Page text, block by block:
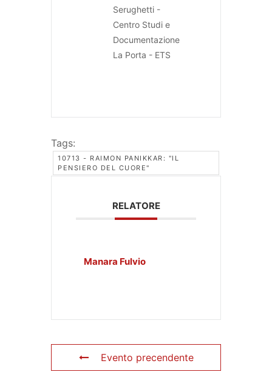
Serughetti -
Centro Studi e
Documentazione
La Porta - ETS
Tags:
10713 - RAIMON PANIKKAR: "IL
PENSIERO DEL CUORE"
RELATORE
Manara Fulvio
Evento precendente